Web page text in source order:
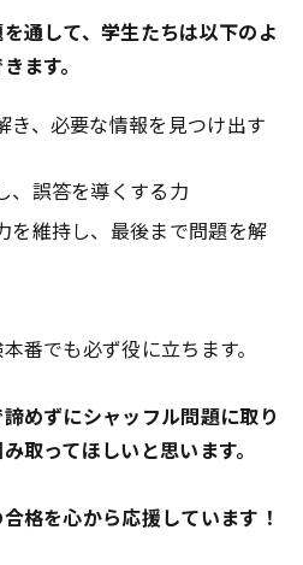
通して、学生たちは以下のよ
ます。
き、必要な情報を見つけ出す
、誤答を導くする力
を維持し、最後まで問題を解
番でも必ず役に立ちます。
めずにシャッフル問題に取り
取ってほしいと思います。
格を心から応援しています！